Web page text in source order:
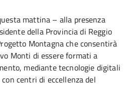
mattina – alla presenza
della Provincia di Reggio
Montagna che consentirà
Monti di essere formati a
mediante tecnologie digitali
centri di eccellenza del